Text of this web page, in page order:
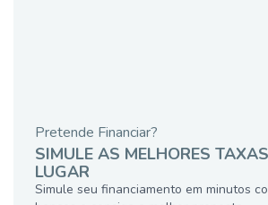
Pretende Financiar?
SIMULE AS MELHORES
LUGAR
Simule seu financiamento em minutos